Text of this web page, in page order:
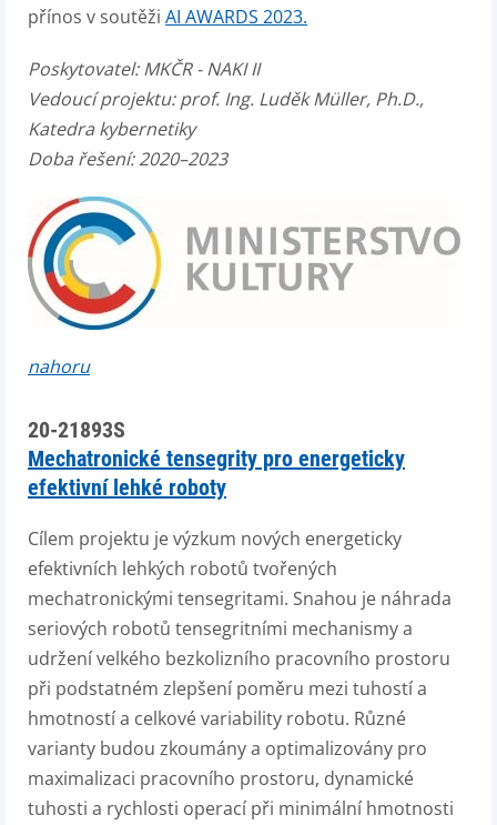
přínos v soutěži AI AWARDS 2023.
Poskytovatel: MKČR - NAKI II
Vedoucí projektu: prof. Ing. Luděk Müller, Ph.D.,
Katedra kybernetiky
Doba řešení: 2020–2023
nahoru
20-21893S
Mechatronické tensegrity pro energeticky
efektivní lehké roboty
Cílem projektu je výzkum nových energeticky
efektivních lehkých robotů tvořených
mechatronickými tensegritami. Snahou je náhrada
seriových robotů tensegritními mechanismy a
udržení velkého bezkolizního pracovního prostoru
při podstatném zlepšení poměru mezi tuhostí a
hmotností a celkové variability robotu. Různé
varianty budou zkoumány a optimalizovány pro
maximalizaci pracovního prostoru, dynamické
tuhosti a rychlosti operací při minimální hmotnosti